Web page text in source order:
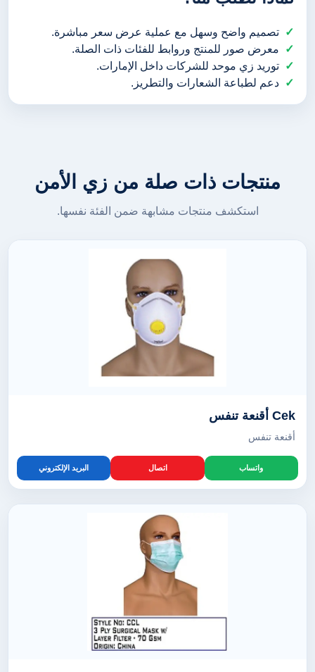
تصميم واضح وسهل مع عملية عرض سعر مباشرة.
معرض صور للمنتج وروابط للفئات ذات الصلة.
توريد زي موحد للشركات داخل الإمارات.
دعم لطباعة الشعارات والتطريز.
منتجات ذات صلة من زي الأمن
استكشف منتجات مشابهة ضمن الفئة نفسها.
Cek أقنعة تنفس
أقنعة تنفس
واتساب اتصال البريد الإلكتروني